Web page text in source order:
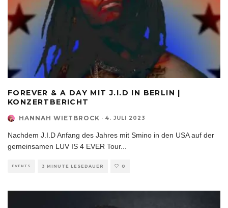
FOREVER & A DAY MIT J.I.D IN BERLIN |
KONZERTBERICHT
HANNAH WIETBROCK · 4. JULI 2023
Nachdem J.I.D Anfang des Jahres mit Smino in den USA auf der
gemeinsamen LUV IS 4 EVER Tour...
EVENTS 3 MINUTE LESEDAUER 0